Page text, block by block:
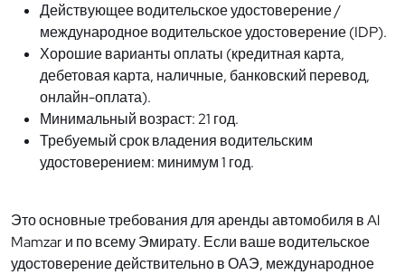
Действующее водительское удостоверение /
международное водительское удостоверение (IDP).
Хорошие варианты оплаты (кредитная карта,
дебетовая карта, наличные, банковский перевод,
онлайн-оплата).
Минимальный возраст: 21 год.
Требуемый срок владения водительским
удостоверением: минимум 1 год.
Это основные требования для аренды автомобиля в Al
Mamzar и по всему Эмирату. Если ваше водительское
удостоверение действительно в ОАЭ, международное